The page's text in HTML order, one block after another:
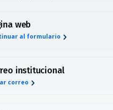
web
al formulario
institucional
correo